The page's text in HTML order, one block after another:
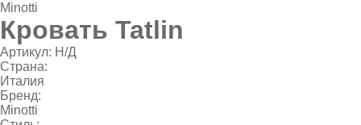
Minotti
Кровать Tatlin
Артикул: Н/Д
Страна:
Италия
Бренд:
Minotti